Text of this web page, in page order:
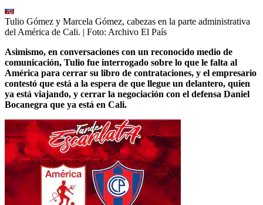
Tulio Gómez y Marcela Gómez, cabezas en la parte administrativa
del América de Cali. | Foto: Archivo El País
Asimismo, en conversaciones con un reconocido medio de
comunicación, Tulio fue interrogado sobre lo que le falta al
América para cerrar su libro de contrataciones, y el empresario
contestó que está a la espera de que llegue un delantero, quien
ya está viajando, y cerrar la negociación con el defensa Daniel
Bocanegra que ya está en Cali.